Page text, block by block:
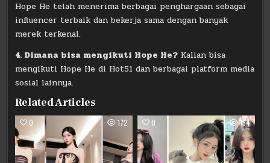
Hope He telah menerima berbagai penghargaan sebagai
influencer terbaik dan bekerja sama dengan banyak
merek terkenal.
4. Dimana bisa mengikuti Hope He? Kalian bisa
mengikuti Hope He di Hot51 dan berbagai platform media
sosial lainnya.
Related Articles
0 172 0 164